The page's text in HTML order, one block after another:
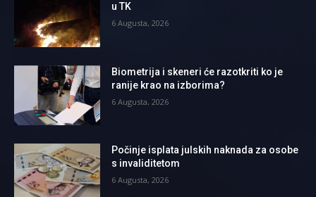
u TK
6 Augusta, 2026
Biometrija i skeneri će razotkriti ko je
ranije krao na izborima?
6 Augusta, 2026
Počinje isplata julskih naknada za osobe
s invaliditetom
6 Augusta, 2026